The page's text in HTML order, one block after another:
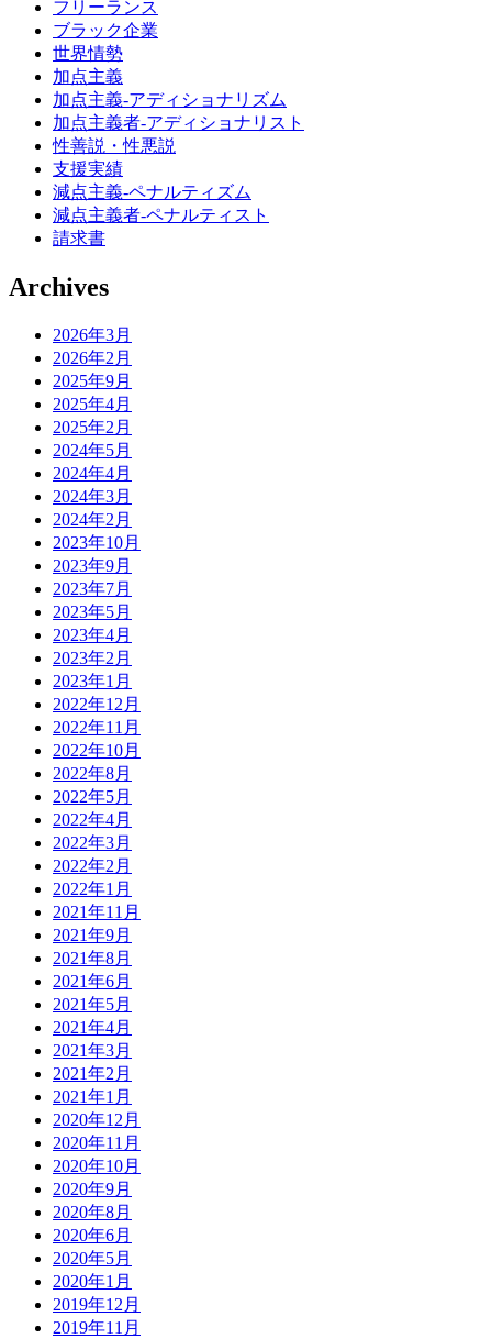
フリーランス
ブラック企業
世界情勢
加点主義
加点主義-アディショナリズム
加点主義者-アディショナリスト
性善説・性悪説
支援実績
減点主義-ペナルティズム
減点主義者-ペナルティスト
請求書
Archives
2026年3月
2026年2月
2025年9月
2025年4月
2025年2月
2024年5月
2024年4月
2024年3月
2024年2月
2023年10月
2023年9月
2023年7月
2023年5月
2023年4月
2023年2月
2023年1月
2022年12月
2022年11月
2022年10月
2022年8月
2022年5月
2022年4月
2022年3月
2022年2月
2022年1月
2021年11月
2021年9月
2021年8月
2021年6月
2021年5月
2021年4月
2021年3月
2021年2月
2021年1月
2020年12月
2020年11月
2020年10月
2020年9月
2020年8月
2020年6月
2020年5月
2020年1月
2019年12月
2019年11月